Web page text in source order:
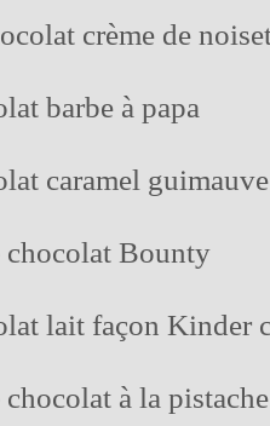
crème de
barbe à papa
caramel guimauve
chocolat Bounty
lait façon Kinder
à la pistache